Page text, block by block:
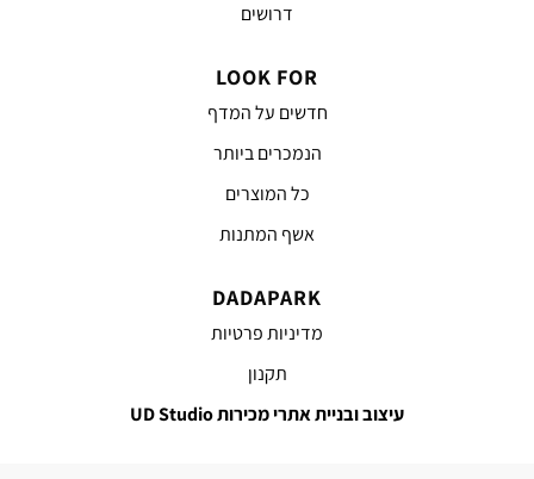
דרושים
LOOK FOR
חדשים על המדף
הנמכרים ביותר
כל המוצרים
אשף המתנות
DADAPARK
מדיניות פרטיות
תקנון
עיצוב ובניית אתרי מכירות UD Studio